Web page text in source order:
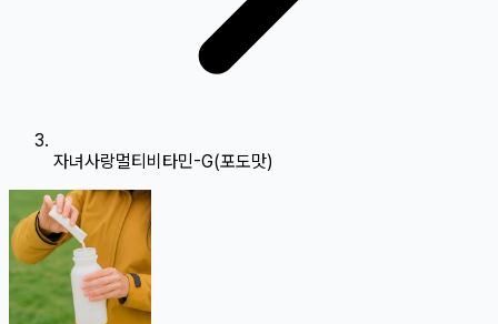
자녀사랑멀티비타민-G(포도맛)